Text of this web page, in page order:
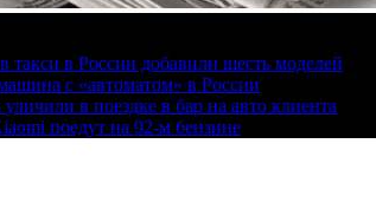
такси в России добавили шесть моделей
с «автоматом» в России
в поездке в бар на авто клиента
поедут на 92-м бензине